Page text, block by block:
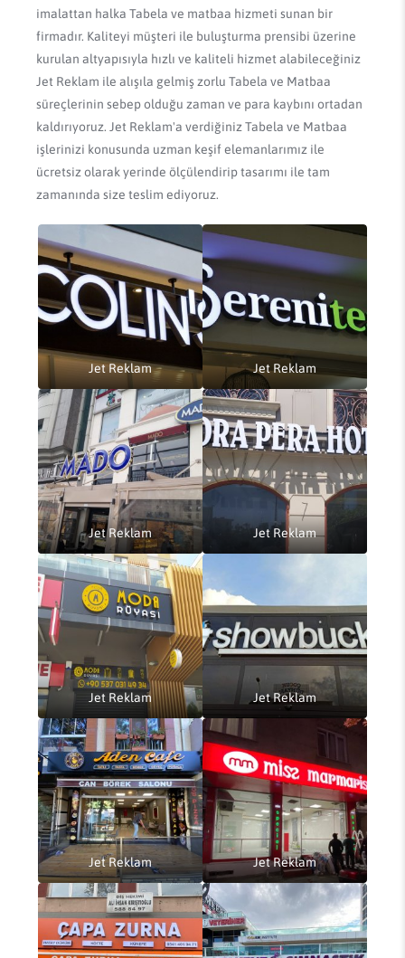
imalattan halka Tabela ve matbaa hizmeti sunan bir
firmadır. Kaliteyi müşteri ile buluşturma prensibi üzerine
kurulan altyapısıyla hızlı ve kaliteli hizmet alabileceğiniz
Jet Reklam ile alışıla gelmiş zorlu Tabela ve Matbaa
süreçlerinin sebep olduğu zaman ve para kaybını ortadan
kaldırıyoruz. Jet Reklam'a verdiğiniz Tabela ve Matbaa
işlerinizi konusunda uzman keşif elemanlarımız ile
ücretsiz olarak yerinde ölçülendirip tasarımı ile tam
zamanında size teslim ediyoruz.
Jet Reklam Jet Reklam
Jet Reklam Jet Reklam
Jet Reklam Jet Reklam
Jet Reklam Jet Reklam